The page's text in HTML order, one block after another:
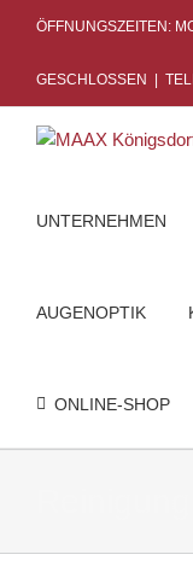
content
ÖFFNUNGSZEITEN:
GESCHLOSSEN
UNTERNEHMEN
AUGENOPTIK
ONLINE-SHOP